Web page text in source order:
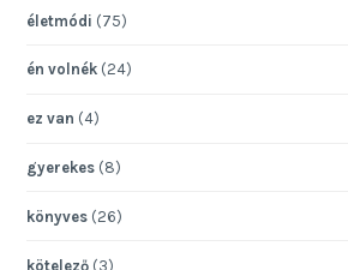
életmódi (75)
én volnék (24)
ez van (4)
gyerekes (8)
könyves (26)
kötelező (3)